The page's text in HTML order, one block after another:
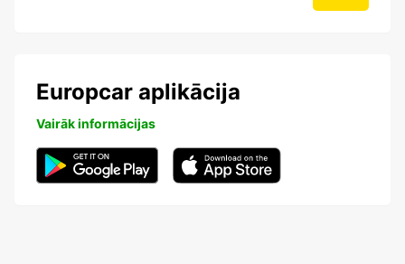
Europcar aplikācija
Vairāk informācijas